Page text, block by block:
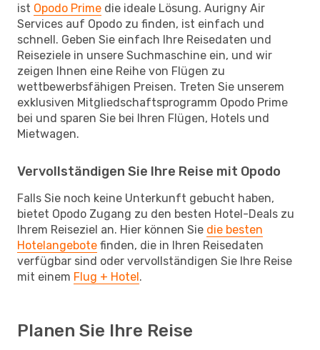
ist Opodo Prime die ideale Lösung. Aurigny Air
Services auf Opodo zu finden, ist einfach und
schnell. Geben Sie einfach Ihre Reisedaten und
Reiseziele in unsere Suchmaschine ein, und wir
zeigen Ihnen eine Reihe von Flügen zu
wettbewerbsfähigen Preisen. Treten Sie unserem
exklusiven Mitgliedschaftsprogramm Opodo Prime
bei und sparen Sie bei Ihren Flügen, Hotels und
Mietwagen.
Vervollständigen Sie Ihre Reise mit Opodo
Falls Sie noch keine Unterkunft gebucht haben,
bietet Opodo Zugang zu den besten Hotel-Deals zu
Ihrem Reiseziel an. Hier können Sie die besten
Hotelangebote finden, die in Ihren Reisedaten
verfügbar sind oder vervollständigen Sie Ihre Reise
mit einem Flug + Hotel.
Planen Sie Ihre Reise